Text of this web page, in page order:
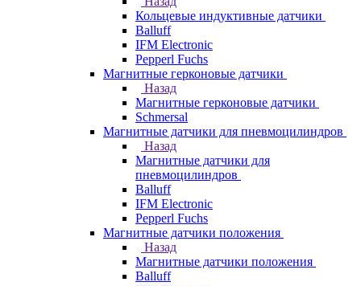
Кольцевые индуктивные датчики
Balluff
IFM Electronic
Pepperl Fuchs
Магнитные герконовые датчики
Назад
Магнитные герконовые датчики
Schmersal
Магнитные датчики для пневмоцилиндров
Назад
Магнитные датчики для
пневмоцилиндров
Balluff
IFM Electronic
Pepperl Fuchs
Магнитные датчики положения
Назад
Магнитные датчики положения
Balluff